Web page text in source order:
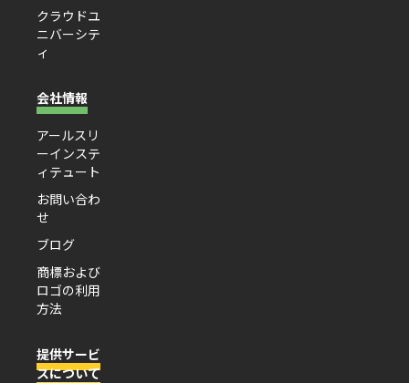
クラウドユ
ニバーシテ
ィ
会社情報
アールスリ
ーインステ
ィテュート
お問い合わ
せ
ブログ
商標および
ロゴの利用
方法
提供サービ
スについて